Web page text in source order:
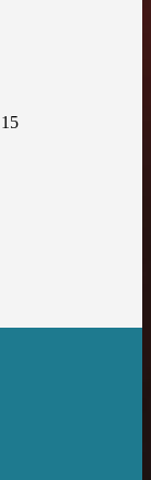
15